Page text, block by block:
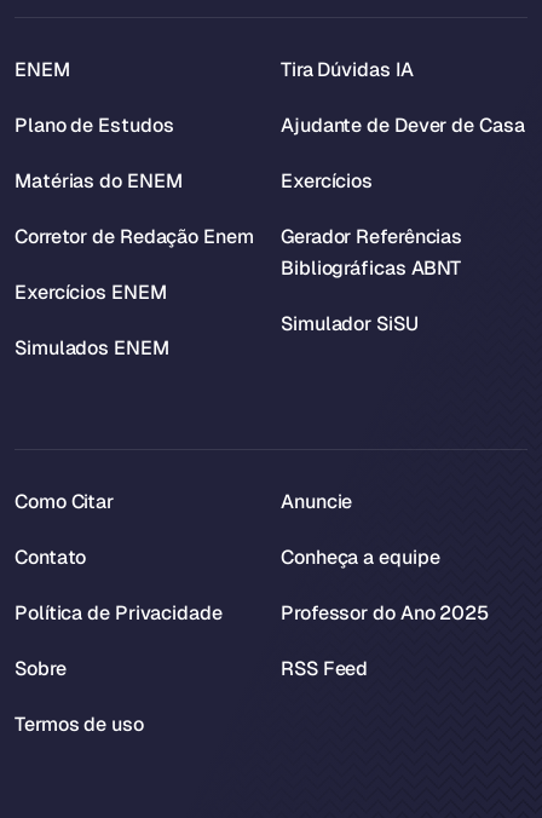
ENEM
Plano de Estudos
Matérias do ENEM
Corretor de Redação Enem
Exercícios ENEM
Simulados ENEM
Tira Dúvidas IA
Ajudante de Dever de Casa
Exercícios
Gerador Referências
Bibliográficas ABNT
Simulador SiSU
Como Citar
Contato
Política de Privacidade
Sobre
Termos de uso
Anuncie
Conheça a equipe
Professor do Ano 2025
RSS Feed